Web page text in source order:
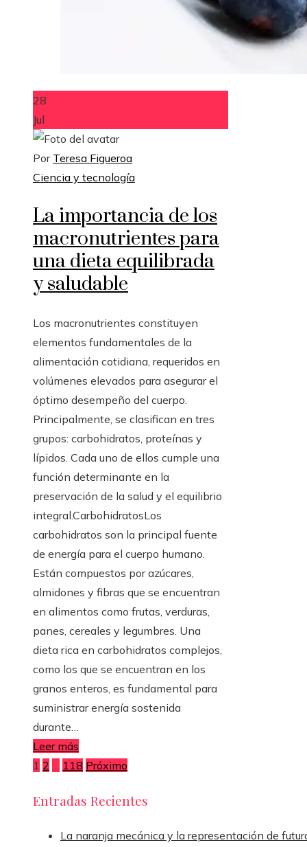
28
Jul
Por Teresa Figueroa
Ciencia y tecnología
La importancia de los
macronutrientes para
una dieta equilibrada
y saludable
Los macronutrientes constituyen
elementos fundamentales de la
alimentación cotidiana, requeridos en
volúmenes elevados para asegurar el
óptimo desempeño del cuerpo.
Principalmente, se clasifican en tres
grupos: carbohidratos, proteínas y
lípidos. Cada uno de ellos cumple una
función determinante en la
preservación de la salud y el equilibrio
integral.CarbohidratosLos
carbohidratos son la principal fuente
de energía para el cuerpo humano.
Están compuestos por azúcares,
almidones y fibras que se encuentran
en alimentos como frutas, verduras,
panes, cereales y legumbres. Una
dieta rica en carbohidratos complejos,
como los que se encuentran en los
granos enteros, es fundamental para
suministrar energía sostenida
durante…
Leer más
Paginación
de
entradas
1 2 118 Próximo
Entradas Recientes
La naranja mecánica y la representación de